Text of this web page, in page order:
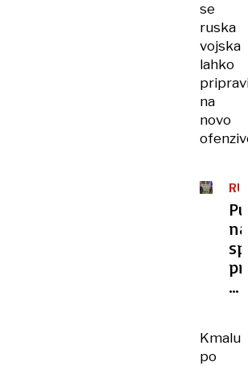
se
ruska
vojska
lahko
na
novo
JE
je
Kmalu
po